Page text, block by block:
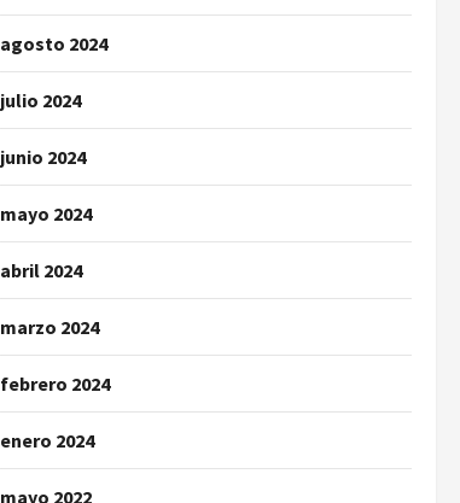
agosto 2024
julio 2024
junio 2024
mayo 2024
abril 2024
marzo 2024
febrero 2024
enero 2024
mayo 2022